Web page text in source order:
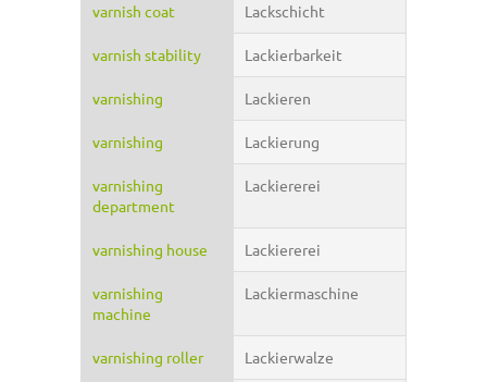
varnish coat Lackschicht
varnish stability Lackierbarkeit
varnishing Lackieren
varnishing Lackierung
varnishing
department
Lackiererei
varnishing house Lackiererei
varnishing
machine
Lackiermaschine
varnishing roller Lackierwalze